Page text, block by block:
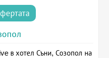
в хотел Съни, Созопол на